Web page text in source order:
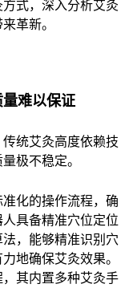
式，深入分析艾灸
革新。
难以保证
统艾灸高度依赖技
极不稳定。
化的操作流程，确
具备精准穴位定位
，能够精准识别穴
地确保艾灸效果。
其内置多种艾灸手